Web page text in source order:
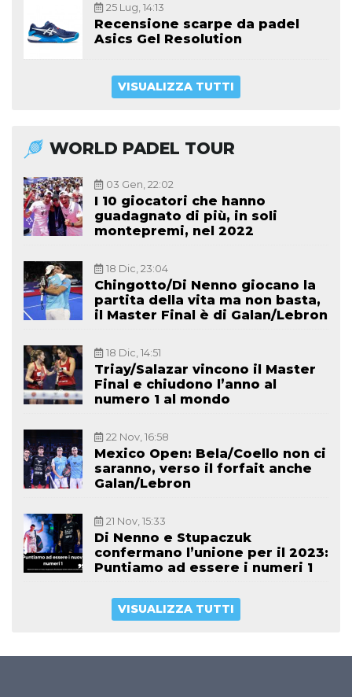
25 Lug, 14:13
Recensione scarpe da padel
Asics Gel Resolution
VISUALIZZA TUTTI
WORLD PADEL TOUR
03 Gen, 22:02
I 10 giocatori che hanno
guadagnato di più, in soli
montepremi, nel 2022
18 Dic, 23:04
Chingotto/Di Nenno giocano la
partita della vita ma non basta,
il Master Final è di Galan/Lebron
18 Dic, 14:51
Triay/Salazar vincono il Master
Final e chiudono l’anno al
numero 1 al mondo
22 Nov, 16:58
Mexico Open: Bela/Coello non ci
saranno, verso il forfait anche
Galan/Lebron
21 Nov, 15:33
Di Nenno e Stupaczuk
confermano l’unione per il 2023:
Puntiamo ad essere i numeri 1
VISUALIZZA TUTTI